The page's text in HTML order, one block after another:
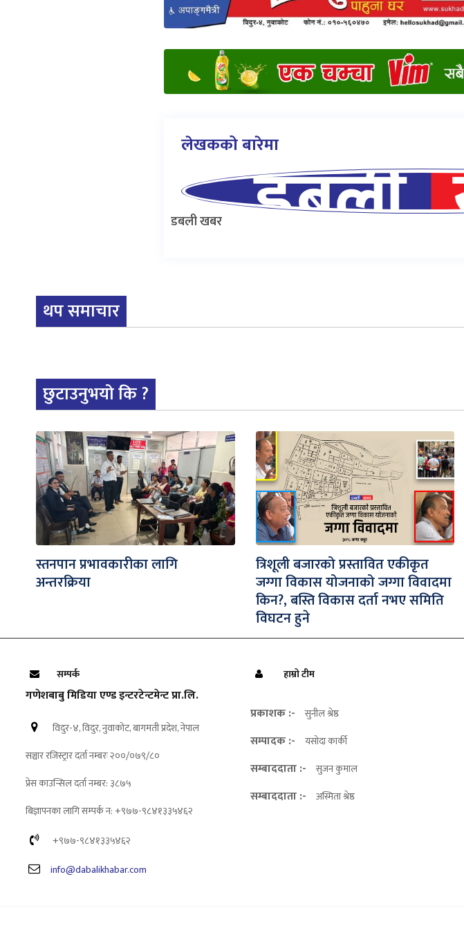
लेखकको बारेमा
डबली खबर
थप समाचार
छुटाउनुभयो कि ?
स्तनपान प्रभावकारीका लागि
अन्तरक्रिया
त्रिशूली बजारको प्रस्तावित एकीकृत
जग्गा विकास योजनाको जग्गा विवादमा
किन?, बस्ति विकास दर्ता नभए समिति
विघटन हुने
सम्पर्क
गणेशबाबु मिडिया एण्ड इन्टरटेन्टमेन्ट प्रा.लि.
विदुर-४, विदुर, नुवाकोट, बागमती प्रदेश, नेपाल
सञ्चार रजिस्ट्रार दर्ता नम्बरः २००/०७९/८०
प्रेस काउन्सिल दर्ता नम्बर: ३८७५
बिज्ञापनका लागि सम्पर्क न: +९७७-९८४१३३५४६२
+९७७-९८४१३३५४६२
info@dabalikhabar.com
हाम्रो टीम
प्रकाशक :- सुनील श्रेष्ठ
सम्पादक :- यसोदा कार्की
सम्बाददाता :- सुजन कुमाल
सम्बाददाता :- अस्मिता श्रेष्ठ